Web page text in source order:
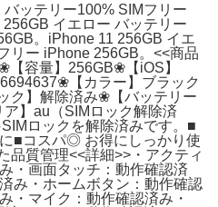
ッテリー100% SIMフリー
イエロー バッテリー
。iPhone 11 256GB イエ
リー iPhone 256GB。<<商品
容量】256GB❀【iOS】
【カラー】ブラック
ク】解除済み❀【バッテリー
】au（SIMロック解除済
ロックを解除済みです。■
■コスパ◎ お得にしっかり使
品質管理<<詳細>>・アクティ
・画面タッチ：動作確認済
み・ホームボタン：動作確認
・マイク：動作確認済み・